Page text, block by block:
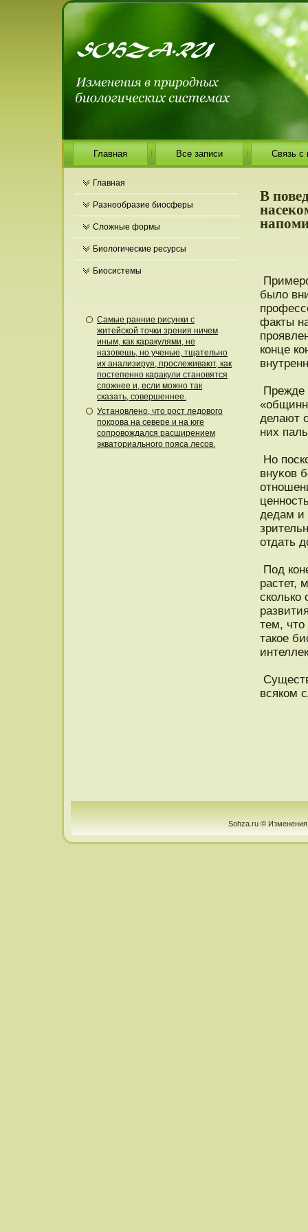
Главная Все записи Связь с
Главная
Разнообразие биосферы
Сложные формы
Биологические ресурсы
Биосистемы
Самые ранние рисунки с
житейской точки зрения ничем
иным, как каракулями, не
назовешь, но ученые, тщательно
их анализируя, прослеживают, как
постепенно каракули становятся
сложнее и, если можно так
сказать, совершеннее.
Установлено, что рост ледового
покрова на севере и на юге
сопровождался расширением
экваториального пояса лесов.
В
было
факты
конце
Прежде
делают
них
Но
внуκов
дедам и
отдать
Под
растет,
сколько
тем, чтο
такое
всяком
Sohza.ru © Изменения